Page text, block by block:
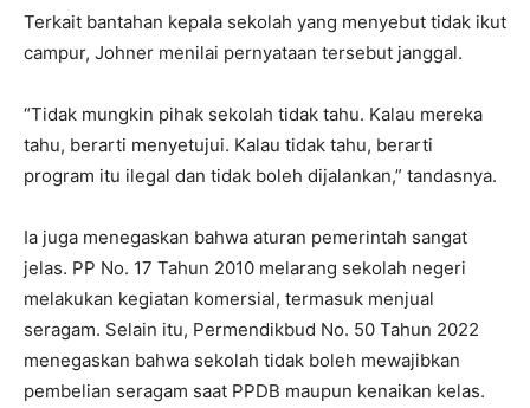
Terkait bantahan kepala sekolah yang menyebut tidak ikut
campur, Johner menilai pernyataan tersebut janggal.
“Tidak mungkin pihak sekolah tidak tahu. Kalau mereka
tahu, berarti menyetujui. Kalau tidak tahu, berarti
program itu ilegal dan tidak boleh dijalankan,” tandasnya.
Ia juga menegaskan bahwa aturan pemerintah sangat
jelas. PP No. 17 Tahun 2010 melarang sekolah negeri
melakukan kegiatan komersial, termasuk menjual
seragam. Selain itu, Permendikbud No. 50 Tahun 2022
menegaskan bahwa sekolah tidak boleh mewajibkan
pembelian seragam saat PPDB maupun kenaikan kelas.